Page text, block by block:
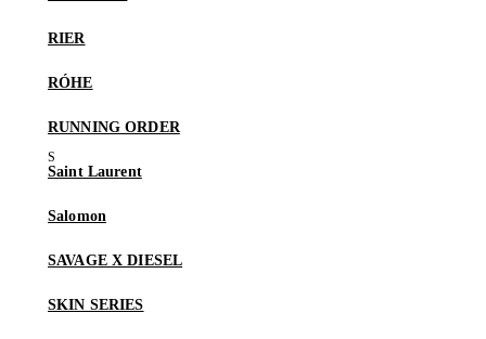
RIER
RÓHE
RUNNING ORDER
Saint Laurent
Salomon
SAVAGE X DIESEL
SKIN SERIES